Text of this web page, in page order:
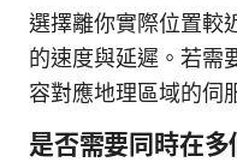
選擇離你實際位置較
的速度與延遲。若需
容對應地理區域的伺
是否需要同時在多